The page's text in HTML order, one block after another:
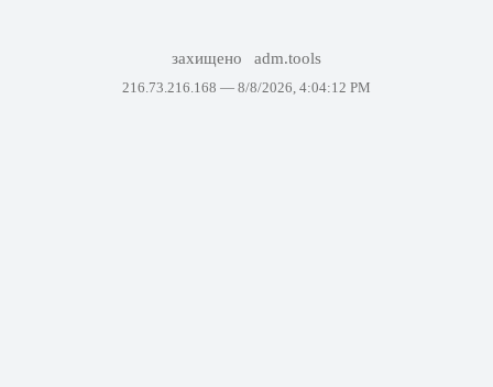
захищено adm.tools
216.73.216.168 — 8/8/2026, 4:04:12 PM